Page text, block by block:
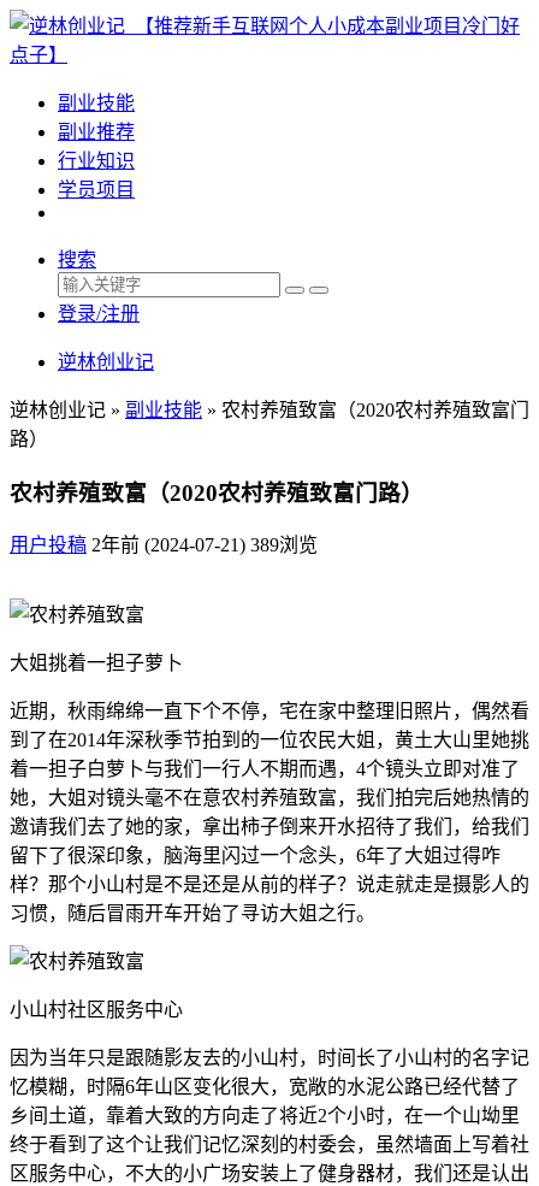
副业技能
副业推荐
行业知识
学员项目
搜索
登录/注册
逆林创业记
逆林创业记 » 副业技能 » 农村养殖致富（2020农村养殖致富门
路）
农村养殖致富（2020农村养殖致富门路）
用户投稿 2年前 (2024-07-21) 389浏览
大姐挑着一担子萝卜
近期，秋雨绵绵一直下个不停，宅在家中整理旧照片，偶然看
到了在2014年深秋季节拍到的一位农民大姐，黄土大山里她挑
着一担子白萝卜与我们一行人不期而遇，4个镜头立即对准了
她，大姐对镜头毫不在意农村养殖致富，我们拍完后她热情的
邀请我们去了她的家，拿出柿子倒来开水招待了我们，给我们
留下了很深印象，脑海里闪过一个念头，6年了大姐过得咋
样？那个小山村是不是还是从前的样子？说走就走是摄影人的
习惯，随后冒雨开车开始了寻访大姐之行。
小山村社区服务中心
因为当年只是跟随影友去的小山村，时间长了小山村的名字记
忆模糊，时隔6年山区变化很大，宽敞的水泥公路已经代替了
乡间土道，靠着大致的方向走了将近2个小时，在一个山坳里
终于看到了这个让我们记忆深刻的村委会，虽然墙面上写着社
区服务中心，不大的小广场安装上了健身器材，我们还是认出